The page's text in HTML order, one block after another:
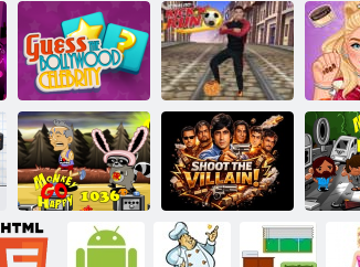
Devinez la
célébrité de
Bollywood
Ronaldo:
kick'n'run
les